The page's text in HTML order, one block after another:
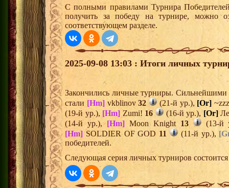
С полными правилами Турнира
получить за победу на турнире, можно
соответствующем разделе.
2025-09-08 13:03 : Итоги личных
Закончились личные турниры. Сильнейшими
стали [Hm]vkblinov32 (21-й ур.), [Or]
(19-й ур.), [Hm] Zumi! 16 (16-й ур.), [Or]
(14-й ур.), [Hm]Moon Knight 13
(13-й
[Hm] SOLDIER OF GOD 11 (11-й ур.),
победителей.
Следующая серия личных турниров состоится